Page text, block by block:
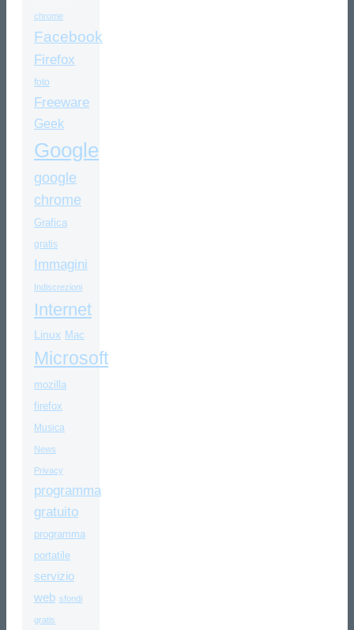
chrome
Facebook
Firefox
foto
Freeware
Geek
Google
google
chrome
Grafica
gratis
Immagini
Indiscrezioni
Internet
Linux Mac
Microsoft
mozilla
firefox
Musica
News
Privacy
programma
gratuito
programma
portatile
servizio
web sfondi
gratis